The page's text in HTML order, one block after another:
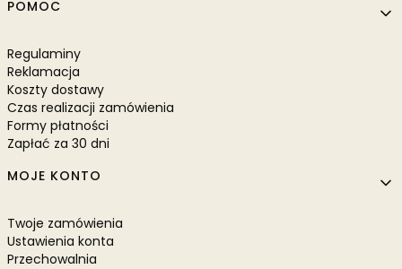
POMOC
Regulaminy
Reklamacja
Koszty dostawy
Czas realizacji zamówienia
Formy płatności
Zapłać za 30 dni
MOJE KONTO
Twoje zamówienia
Ustawienia konta
Przechowalnia